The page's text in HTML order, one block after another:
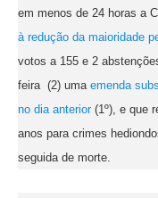
em menos de 24 horas a
à redução da maioridade
votos a 155 e 2
feira (2) uma emenda
no dia anterior (1º), e que
anos para crimes
seguida de morte.